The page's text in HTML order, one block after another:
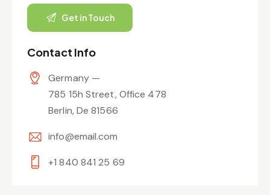
Contact Info
Germany —
785 15h Street, Office 478
Berlin, De 81566
info@email.com
+1 840 841 25 69